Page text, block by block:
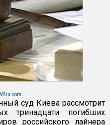
суд Киева рассмотрит
тринадцати погибших
российского лайнера